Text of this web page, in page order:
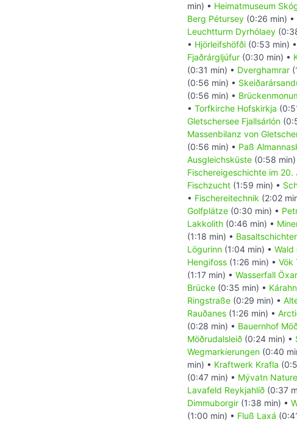
min) • Heimatmuseum
Berg Pétursey (0:26 min) •
Leuchtturm Dyrhólaey
• Hjörleifshöfði (0:53 min) •
Fjaðrárgljúfur (0:30 min) •
(0:31 min) • Dverghamrar
(0:56 min) •
(0:56 min) •
• Torfkirche Hofskirkja
Gletschersee Fjallsárlón
Massenbilanz von
(0:56 min) • Paß
Ausgleichsküste (0:58 min)
Fischereigeschichte im
Fischzucht (1:59 min) •
• Fischereitechnik (2:02
Golfplätze (0:30 min) •
Lakkolith (0:46 min) •
(1:18 min) •
Lögurinn (1:04 min) • Wald
Hengifoss (1:26 min) • Vök
(1:17 min) • Wasserfall
Brücke (0:35 min) •
Ringstraße (0:29 min) •
Rauðanes (1:26 min) •
(0:28 min) • Bauernhof
Möðrudalsleið (0:24 min) •
Wegmarkierungen (0:40
min) • Kraftwerk Krafla
(0:47 min) • Mývatn
Lavafeld Reykjahlíð (0:37
Dimmuborgir (1:38 min) •
(1:00 min) • Fluß Laxá